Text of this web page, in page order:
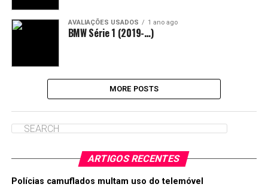
AVALIAÇÕES USADOS 1 ano ago
BMW Série 1 (2019-…)
MORE POSTS
ARTIGOS RECENTES
Polícias camuflados multam uso do telemóvel